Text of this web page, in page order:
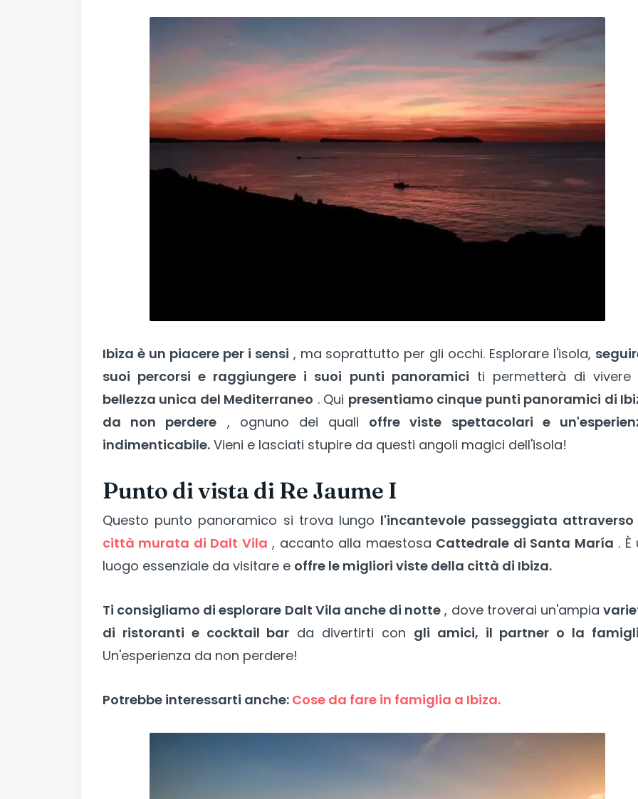
Ibiza è un piacere per i sensi , ma soprattutto per gli occhi. Esplorare l'isola,
suoi percorsi e raggiungere i suoi punti panoramici ti permetterà di vivere
bellezza unica del Mediterraneo . Qui presentiamo cinque punti panoramici di
da non perdere , ognuno dei quali offre viste spettacolari e
indimenticabile. Vieni e lasciati stupire da questi angoli magici dell'isola!
Punto di vista di Re Jaume I
Questo punto panoramico si trova lungo l'incantevole passeggiata attraverso
città murata di Dalt Vila , accanto alla maestosa Cattedrale di Santa María . È
luogo essenziale da visitare e offre le migliori viste della città di Ibiza.
Ti consigliamo di esplorare Dalt Vila anche di notte , dove troverai un'ampia
di ristoranti e cocktail bar da divertirti con gli amici, il partner o la
Un'esperienza da non perdere!
Potrebbe interessarti anche: Cose da fare in famiglia a Ibiza.